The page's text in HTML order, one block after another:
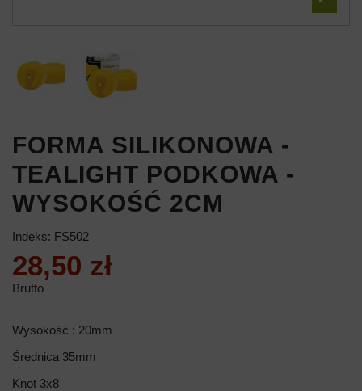
FORMA SILIKONOWA -
TEALIGHT PODKOWA -
WYSOKOŚĆ 2CM
Indeks: FS502
28,50 zł
Brutto
Wysokość : 20mm
Średnica 35mm
Knot 3x8